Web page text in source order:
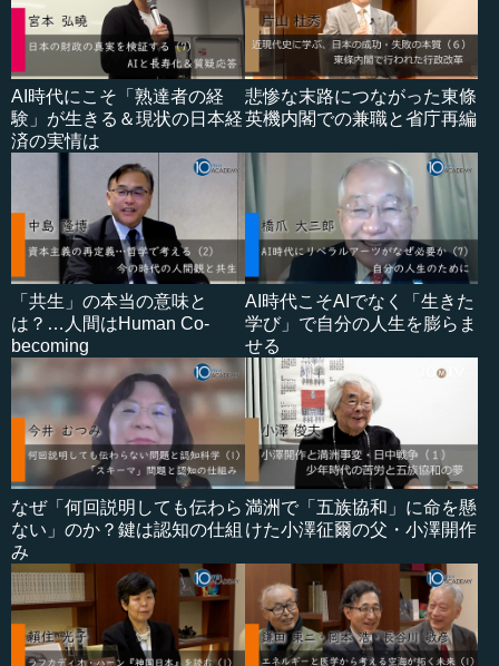
AI時代にこそ「熟達者の経
験」が生きる＆現状の日本経
済の実情は
悲惨な末路につながった東條
英機内閣での兼職と省庁再編
「共生」の本当の意味と
は？…人間はHuman Co-
becoming
AI時代こそAIでなく「生きた
学び」で自分の人生を膨らま
せる
なぜ「何回説明しても伝わら
ない」のか？鍵は認知の仕組
み
満洲で「五族協和」に命を懸
けた小澤征爾の父・小澤開作